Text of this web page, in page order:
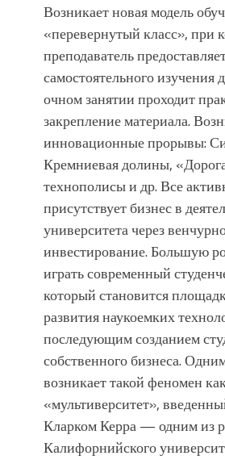
Возникает новая модель
«перевернутый класс», при
преподаватель
самостоятельного изучения
очном занятии проходит
закрепление материала.
инновационные прорывы:
Кремниевая долины,
технополисы и др. Все
присутствует бизнес в
университета через
инвестирование. Большую
играть современный
который становится
развития наукоемких
последующим созданием
собственного бизнеса.
возникает такой феномен
«мультиверситет»,
Кларком Керра — одним из
Калифорнийского